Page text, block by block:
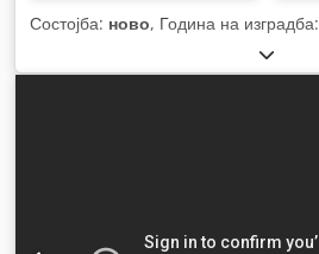
Состојба: ново, Година на изградба: